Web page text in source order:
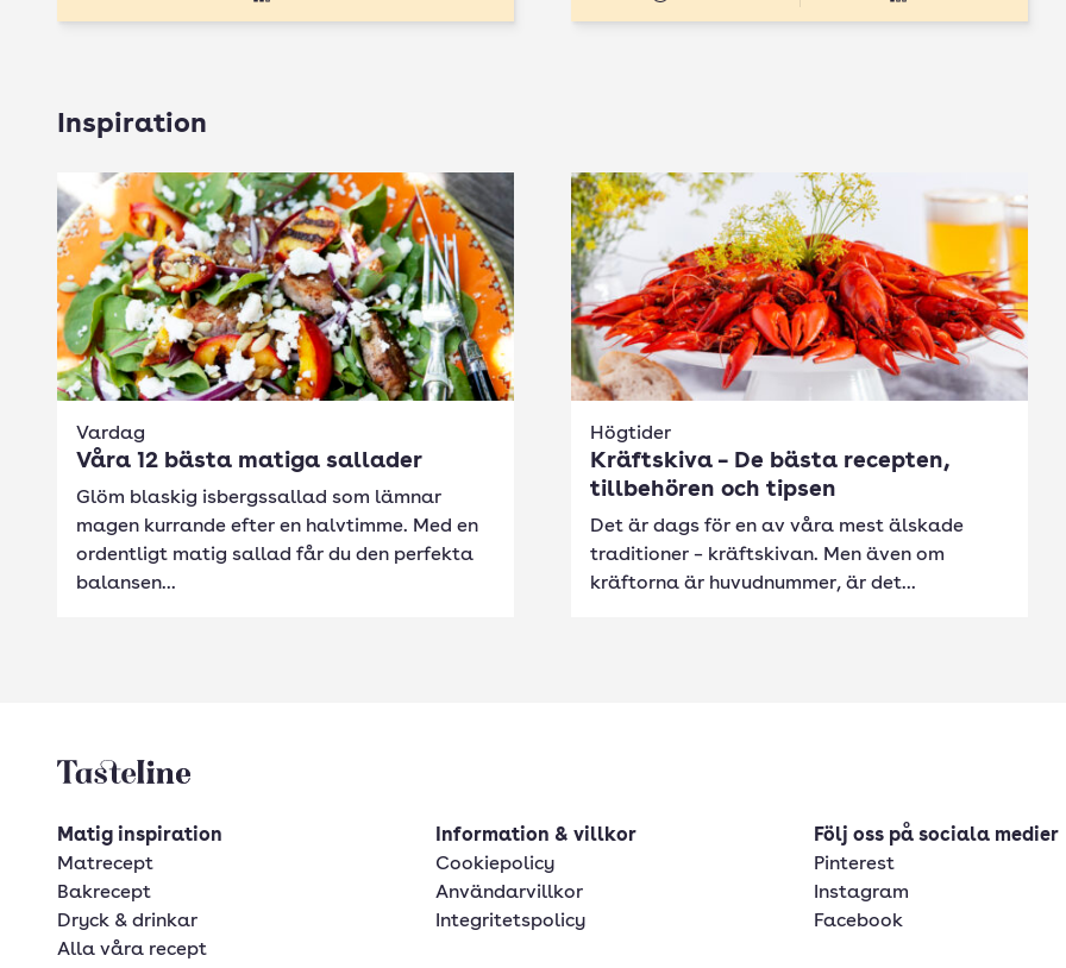
Inspiration
Vardag
Våra 12 bästa matiga sallader
Glöm blaskig isbergssallad som lämnar
magen kurrande efter en halvtimme. Med en
ordentligt matig sallad får du den perfekta
balansen...
Högtider
Kräftskiva – De bästa recepten,
tillbehören och tipsen
Det är dags för en av våra mest älskade
traditioner – kräftskivan. Men även om
kräftorna är huvudnummer, är det...
Tasteline startsida
Matig inspiration
Matrecept
Bakrecept
Dryck & drinkar
Alla våra recept
Information & villkor
Cookiepolicy
Användarvillkor
Integritetspolicy
Följ oss på sociala medier
Pinterest
Instagram
Facebook